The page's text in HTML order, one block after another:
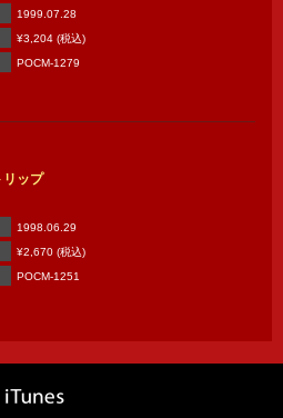
1999.07.28
¥3,204 (税込)
POCM-1279
リップ
1998.06.29
¥2,670 (税込)
POCM-1251